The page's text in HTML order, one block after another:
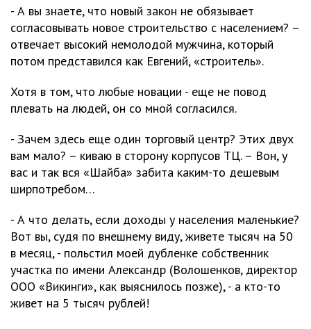
- А вы знаете, что новый закон не обязывает
согласовывать новое строительство с населением? –
отвечает высокий немолодой мужчина, который
потом представился как Евгений, «строитель».
Хотя в том, что любые новации - еще не повод
плевать на людей, он со мной согласился.
- Зачем здесь еще один торговый центр? Этих двух
вам мало? – киваю в сторону корпусов ТЦ. – Вон, у
вас и так вся «Шайба» забита каким-то дешевым
ширпотребом…
- А что делать, если доходы у населения маленькие?
Вот вы, судя по внешнему виду, живете тысяч на 50
в месяц, - польстил моей дубленке собственник
участка по имени Александр (Волошенков, директор
ООО «Викинги», как выяснилось позже), - а кто-то
живет на 5 тысяч рублей!